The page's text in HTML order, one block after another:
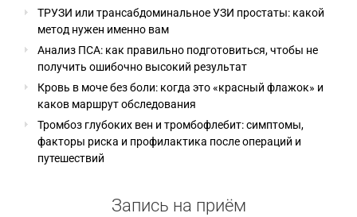
ТРУЗИ или трансабдоминальное УЗИ простаты: какой
метод нужен именно вам
Анализ ПСА: как правильно подготовиться, чтобы не
получить ошибочно высокий результат
Кровь в моче без боли: когда это «красный флажок» и
каков маршрут обследования
Тромбоз глубоких вен и тромбофлебит: симптомы,
факторы риска и профилактика после операций и
путешествий
Запись на приём